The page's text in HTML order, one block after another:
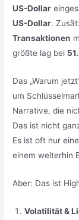
US-Dollar
US-Dollar.
Transaktionen
größte lag bei
Das „Warum
um
Narrative, die
Das ist nicht
Es ist oft nur
einem weiterhin
Aber: Das ist
Volatilität &